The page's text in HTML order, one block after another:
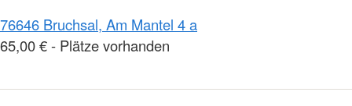
76646 Bruchsal, Am Mantel 4 a
65,00 € - Plätze vorhanden